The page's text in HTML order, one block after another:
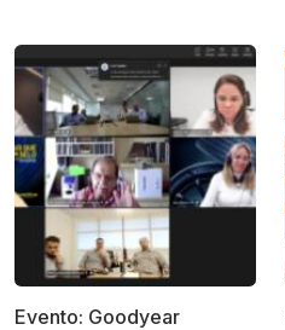
Evento: Goodyear